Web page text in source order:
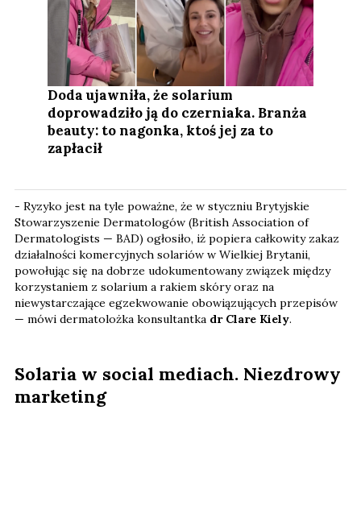
Doda ujawniła, że solarium
doprowadziło ją do czerniaka. Branża
beauty: to nagonka, ktoś jej za to
zapłacił
- Ryzyko jest na tyle poważne, że w styczniu Brytyjskie
Stowarzyszenie Dermatologów (British Association of
Dermatologists — BAD) ogłosiło, iż popiera całkowity zakaz
działalności komercyjnych solariów w Wielkiej Brytanii,
powołując się na dobrze udokumentowany związek między
korzystaniem z solarium a rakiem skóry oraz na
niewystarczające egzekwowanie obowiązujących przepisów
— mówi dermatolożka konsultantka dr Clare Kiely.
Solaria w social mediach. Niezdrowy
marketing